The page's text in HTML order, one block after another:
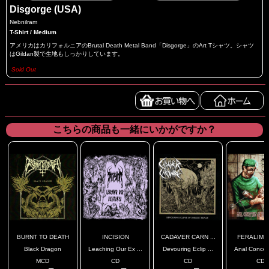
Disgorge (USA)
Nebnilram
T-Shirt / Medium
アメリカはカリフォルニアのBrutal Death Metal Band「Disgorge」のArt Tシャツ。シャツ
はGildan製で生地もしっかりしています。
Sold Out
こちらの商品も一緒にいかがですか？
BURNT TO DEATH
Black Dragon
MCD
INCISION
Leaching Our Ex ...
CD
CADAVER CARN ...
Devouring Eclip ...
CD
Anal
CD